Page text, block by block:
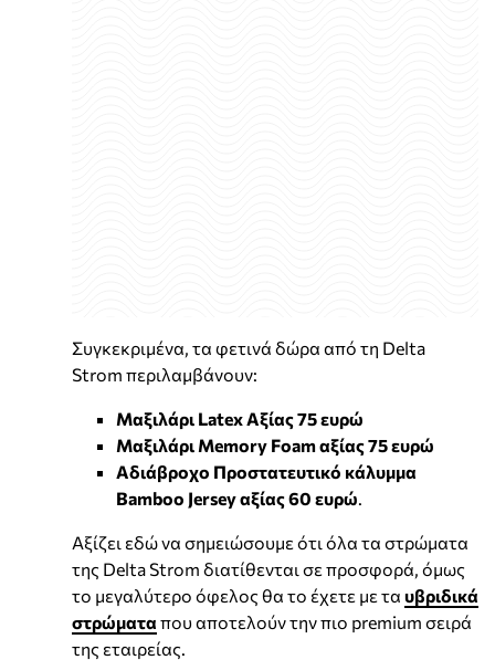
Συγκεκριμένα, τα φετινά δώρα από τη Delta
Strom περιλαμβάνουν:
Μαξιλάρι Latex Αξίας 75 ευρώ
Μαξιλάρι Memory Foam αξίας 75 ευρώ
Αδιάβροχο Προστατευτικό κάλυμμα
Bamboo Jersey αξίας 60 ευρώ
Αξίζει εδώ να σημειώσουμε ότι όλα τα στρώματα
της Delta Strom διατίθενται σε προσφορά, όμως
το μεγαλύτερο όφελος θα το έχετε με τα υβριδικά
στρώματα που αποτελούν την πιο premium σειρά
της εταιρείας.